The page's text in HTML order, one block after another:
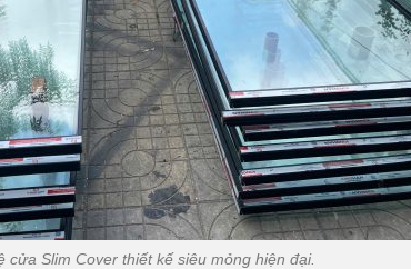
cửa Slim Cover thiết kế siêu mỏng hiện đại.